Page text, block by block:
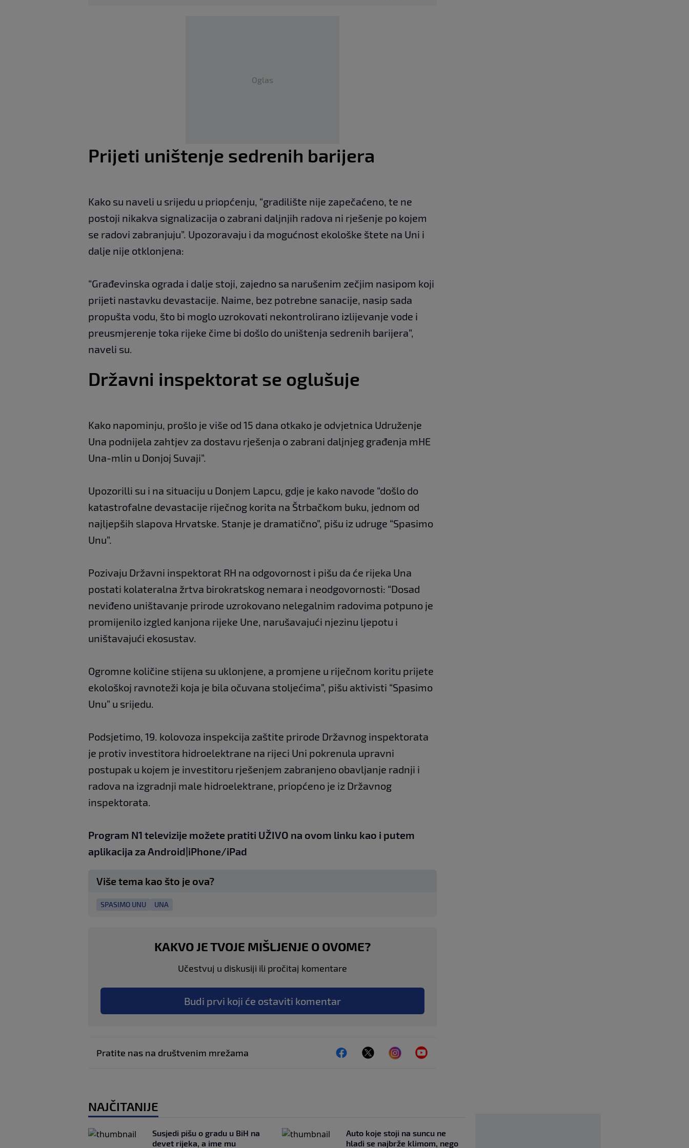
Oglas
Prijeti uništenje sedrenih barijera
Kako su naveli u srijedu u priopćenju, “gradilište nije zapečaćeno, te ne
postoji nikakva signalizacija o zabrani daljnjih radova ni rješenje po kojem
se radovi zabranjuju”. Upozoravaju i da mogućnost ekološke štete na Uni i
dalje nije otklonjena:
“Građevinska ograda i dalje stoji, zajedno sa narušenim zečjim nasipom koji
prijeti nastavku devastacije. Naime, bez potrebne sanacije, nasip sada
propušta vodu, što bi moglo uzrokovati nekontrolirano izlijevanje vode i
preusmjerenje toka rijeke čime bi došlo do uništenja sedrenih barijera”,
naveli su.
Državni inspektorat se oglušuje
Kako napominju, prošlo je više od 15 dana otkako je odvjetnica Udruženje
Una podnijela zahtjev za dostavu rješenja o zabrani daljnjeg građenja mHE
Una-mlin u Donjoj Suvaji”.
Upozorilli su i na situaciju u Donjem Lapcu, gdje je kako navode “došlo do
katastrofalne devastacije riječnog korita na Štrbačkom buku, jednom od
najljepših slapova Hrvatske. Stanje je dramatično”, pišu iz udruge “Spasimo
Unu”.
Pozivaju Državni inspektorat RH na odgovornost i pišu da će rijeka Una
postati kolateralna žrtva birokratskog nemara i neodgovornosti: “Dosad
neviđeno uništavanje prirode uzrokovano nelegalnim radovima potpuno je
promijenilo izgled kanjona rijeke Une, narušavajući njezinu ljepotu i
uništavajući ekosustav.
Ogromne količine stijena su uklonjene, a promjene u riječnom koritu prijete
ekološkoj ravnoteži koja je bila očuvana stoljećima”, pišu aktivisti “Spasimo
Unu” u srijedu.
Podsjetimo, 19. kolovoza inspekcija zaštite prirode Državnog inspektorata
je protiv investitora hidroelektrane na rijeci Uni pokrenula upravni
postupak u kojem je investitoru rješenjem zabranjeno obavljanje radnji i
radova na izgradnji male hidroelektrane, priopćeno je iz Državnog
inspektorata.
Program N1 televizije možete pratiti UŽIVO na ovom linku kao i putem
aplikacija za Android|iPhone/iPad
Više tema kao što je ova?
SPASIMO UNU UNA
KAKVO JE TVOJE MIŠLJENJE O OVOME?
Učestvuj u diskusiji ili pročitaj komentare
Budi prvi koji će ostaviti komentar
Pratite nas na društvenim mrežama
NAJČITANIJE
Susjedi pišu o gradu u BiH na
devet rijeka, a ime mu
Auto koje stoji na suncu ne
hladi se najbrže klimom, nego